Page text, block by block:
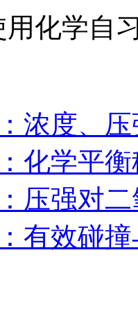
用化学自
浓度、
化学平
压强对
有效碰